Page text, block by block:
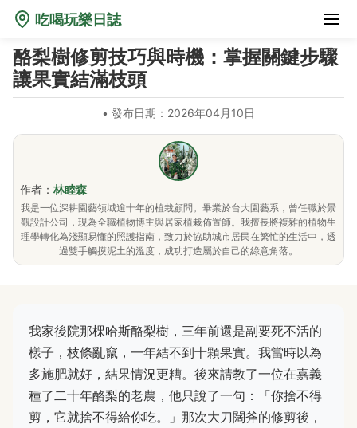
吃喝玩樂日誌
酪梨樹修剪技巧與時機：掌握關鍵步驟
讓果實結滿枝頭
• 發布日期：2026年04月10日
作者： 林睦森
我是一位深耕園藝領域逾十年的植栽顧問。畢業於台大園藝系，曾任職於景
觀設計公司，現為全職植物博主與居家植栽佈置師。我擅長將複雜的植物生
理學轉化為淺顯易懂的照護指南，致力於協助城市居民在繁忙的生活中，透
過雙手觸摸泥土的溫度，成功打造屬於自己的綠意角落。
我家後院那棵哈斯酪梨樹，三年前還是副要死不活的
樣子，枝條亂竄，一年結不到十顆果實。我當時以為
多施肥就好，結果情況更糟。後來請教了一位在嘉義
種了二十年酪梨的老農，他只說了一句：「你捨不得
剪，它就捨不得給你吃。」那次大刀闊斧的修剪後，